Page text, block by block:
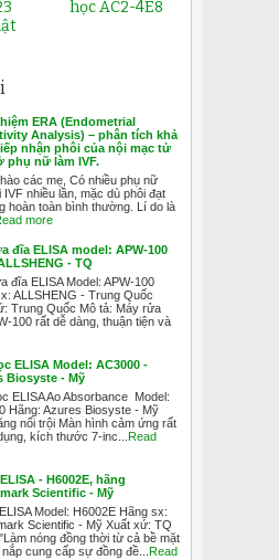
học AC2-4E8
ERA (Endometrial
Analysis) – phân tích khả
nhận phôi của nội mạc tử
phụ nữ làm IVF.
các mẹ, Có nhiều phụ nữ
IVF nhiều lần, mặc dù phôi đạt
hoàn toàn bình thường. Lí do là
more
đĩa ELISA model: APW-100
- TQ
đĩa ELISA Model: APW-100
ALLSHENG - Trung Quốc
Trung Quốc Mô tả: Máy rửa
100 rất dễ dàng, thuận tiện và
ELISA Model: AC3000 -
Biosyste - Mỹ
ELISA Ao Absorbance Model:
Hãng: Azures Biosyste - Mỹ
nổi trội Màn hình cảm ứng rất
kích thước 7-inc...
Read
- H6002E, hãng
Scientific - Mỹ
Model: H6002E Hãng sx:
Scientific - Mỹ Xuất xứ: TQ
nóng đồng thời từ cả bề mặt
cung cấp sự đồng đề...
Read